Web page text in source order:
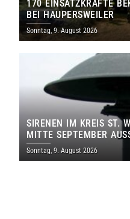
170 EINSATZKRÄFTE
EI HAUPERSWEILER
Sonntag, 9. August 2026
SIRENEN IM KREIS ST.
MITTE SEPTEMBER
Sonntag, 9. August 2026